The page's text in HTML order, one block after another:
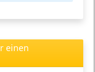
einen